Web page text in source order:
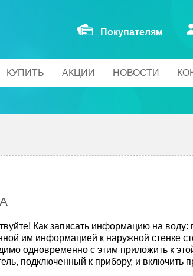
Покупателям
КУПИТЬ АКЦИИ НОВОСТИ
Как записать информацию на воду:
им информацией к наружной стенке
одновременно с этим приложить к
подключенный к прибору, и включить